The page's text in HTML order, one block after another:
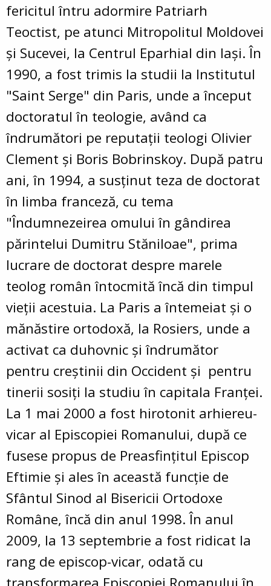
fericitul întru adormire Patriarh
Teoctist, pe atunci Mitropolitul Moldovei
și Sucevei, la Centrul Eparhial din Iași. În
1990, a fost trimis la studii la Institutul
"Saint Serge" din Paris, unde a început
doctoratul în teologie, având ca
îndrumători pe reputații teologi Olivier
Clement și Boris Bobrinskoy. După patru
ani, în 1994, a susținut teza de doctorat
în limba franceză, cu tema
"Îndumnezeirea omului în gândirea
părintelui Dumitru Stăniloae", prima
lucrare de doctorat despre marele
teolog român întocmită încă din timpul
vieții acestuia. La Paris a întemeiat și o
mănăstire ortodoxă, la Rosiers, unde a
activat ca duhovnic și îndrumător
pentru creștinii din Occident și pentru
tinerii sosiți la studiu în capitala Franței.
La 1 mai 2000 a fost hirotonit arhiereu-
vicar al Episcopiei Romanului, după ce
fusese propus de Preasfințitul Episcop
Eftimie și ales în această funcție de
Sfântul Sinod al Bisericii Ortodoxe
Române, încă din anul 1998. În anul
2009, la 13 septembrie a fost ridicat la
rang de episcop-vicar, odată cu